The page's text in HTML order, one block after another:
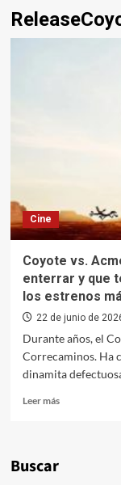
Cine
Coyote vs.
enterrar y que
los estrenos
22 de junio de
Durante años, el
Correcaminos. Ha
dinamita
Leer másLeer
Buscar